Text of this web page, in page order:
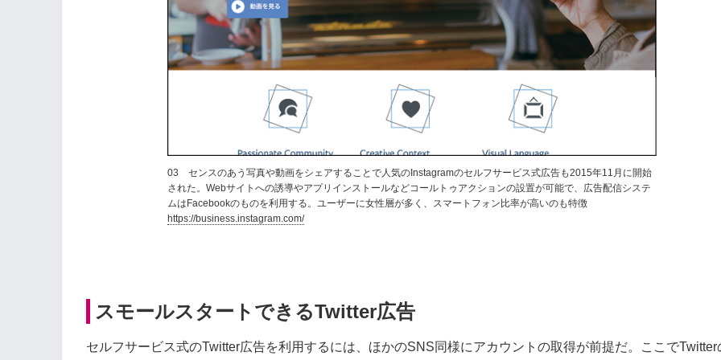
03 センスのあう写真や動画をシェアすることで人気のInstagramのセルフサービス式広告も2015年11月に開始
された。Webサイトへの誘導やアプリインストールなどコールトゥアクションの設置が可能で、広告配信システ
ムはFacebookのものを利用する。ユーザーに女性層が多く、スマートフォン比率が高いのも特徴
https://business.instagram.com/
スモールスタートできるTwitter広告
セルフサービス式のTwitter広告を利用するには、ほかのSNS同様にアカウントの取得が前提だ。ここでTwitter